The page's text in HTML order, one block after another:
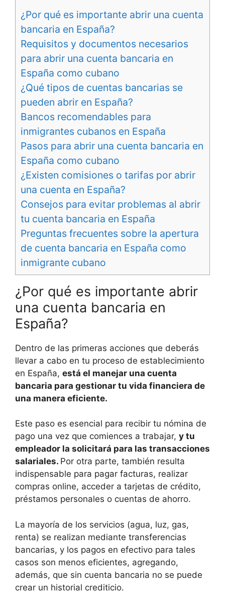
¿Por qué es importante abrir una cuenta
bancaria en España?
Requisitos y documentos necesarios
para abrir una cuenta bancaria en
España como cubano
¿Qué tipos de cuentas bancarias se
pueden abrir en España?
Bancos recomendables para
inmigrantes cubanos en España
Pasos para abrir una cuenta bancaria en
España como cubano
¿Existen comisiones o tarifas por abrir
una cuenta en España?
Consejos para evitar problemas al abrir
tu cuenta bancaria en España
Preguntas frecuentes sobre la apertura
de cuenta bancaria en España como
inmigrante cubano
¿Por qué es importante abrir
una cuenta bancaria en
España?
Dentro de las primeras acciones que deberás
llevar a cabo en tu proceso de establecimiento
en España, está el manejar una cuenta
bancaria para gestionar tu vida financiera de
una manera eficiente.
Este paso es esencial para recibir tu nómina de
pago una vez que comiences a trabajar, y tu
empleador la solicitará para las transacciones
salariales. Por otra parte, también resulta
indispensable para pagar facturas, realizar
compras online, acceder a tarjetas de crédito,
préstamos personales o cuentas de ahorro.
La mayoría de los servicios (agua, luz, gas,
renta) se realizan mediante transferencias
bancarias, y los pagos en efectivo para tales
casos son menos eficientes, agregando,
además, que sin cuenta bancaria no se puede
crear un historial crediticio.